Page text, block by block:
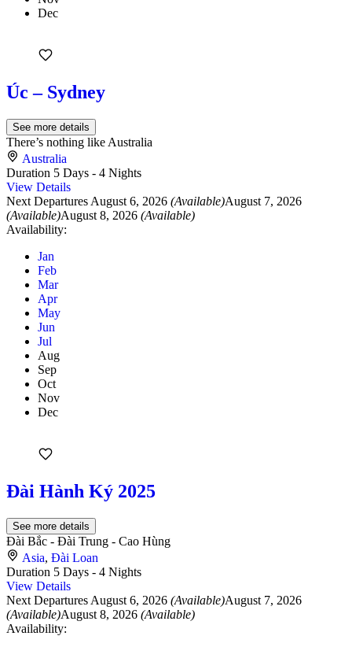
Dec
Úc – Sydney
See more details
There’s nothing like Australia
Australia
Duration 5 Days - 4 Nights
View Details
Next Departures August 6, 2026 (Available)August 7, 2026
(Available)August 8, 2026 (Available)
Availability:
Jan
Feb
Mar
Apr
May
Jun
Jul
Aug
Sep
Oct
Nov
Dec
Đài Hành Ký 2025
See more details
Đài Bắc - Đài Trung - Cao Hùng
Asia, Đài Loan
Duration 5 Days - 4 Nights
View Details
Next Departures August 6, 2026 (Available)August 7, 2026
(Available)August 8, 2026 (Available)
Availability: